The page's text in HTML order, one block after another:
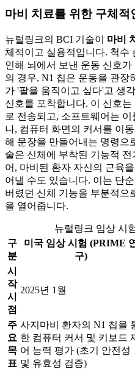
마비 치료를 위한 구체적
뉴럴링크의 BCI 기술이 마비
체적이고 실용적입니다. 척수
인해 뇌에서 보낸 운동 신호
의 경우, N1 칩은 운동을 관장
가 '팔을 움직이고 싶다'고 생
신호를 포착합니다. 이 신호는
로 전송되고, 소프트웨어는
나, 컴퓨터 화면의 커서를 이
해 문장을 만들어내는 명령으
술은 신체에 부착된 기능적 전
어, 마비된 환자 자신의 근육
어낼 수도 있습니다. 이는 단
버렸던 신체 기능을 부분적으
을 열어줍니다.
뉴럴링크 임상 시
구
분
미국 임상 시험 (PRIME
구)
시
작
시
점
2025년 1월
주
요
목
표
사지마비 환자의 N1 칩을
한 컴퓨터 커서 및 키보드
어 능력 평가 (초기 안전성
및 유효성 검증)